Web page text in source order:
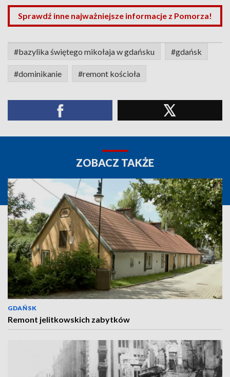
Sprawdź inne najważniejsze informacje z Pomorza!
#bazylika świętego mikołaja w gdańsku #gdańsk
#dominikanie #remont kościoła
ZOBACZ TAKŻE
GDAŃSK
Remont jelitkowskich zabytków